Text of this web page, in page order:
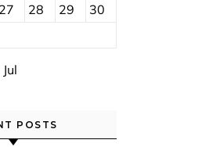
27 28 29
30
Jul
POSTS